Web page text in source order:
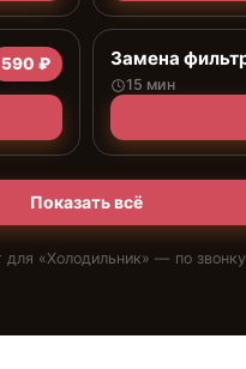
590 ₽ Замена
15 мин
Показать всё
для «Холодильник» — по